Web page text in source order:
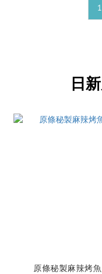
1
日
原條秘製麻辣烤魚